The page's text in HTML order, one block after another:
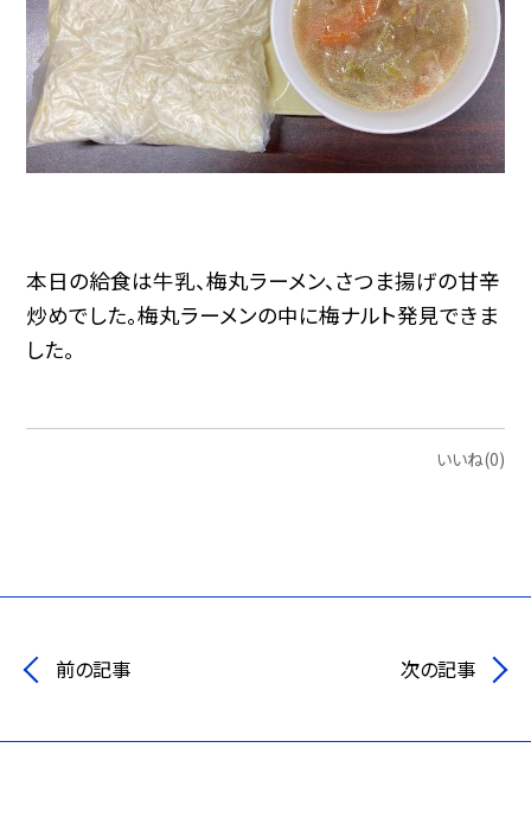
本日の給食は牛乳、梅丸ラーメン、さつま揚げの甘辛
炒めでした。梅丸ラーメンの中に梅ナルト発見できま
した。
いいね(0)
前の記事 次の記事